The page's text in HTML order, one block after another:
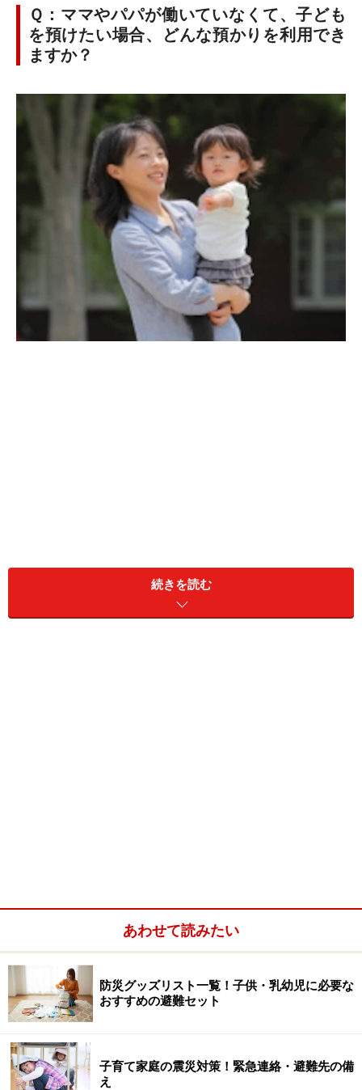
Ｑ：ママやパパが働いていなくて、子ども
を預けたい場合、どんな預かりを利用でき
ますか？
地域の子育てはどうなる？
Ａ：状況にもよりますが、今まで通り、一時預かりやフ
続きを読む
あわせて読みたい
防災グッズリスト一覧！子供・乳幼児に必要な
おすすめの避難セット
子育て家庭の震災対策！緊急連絡・避難先の備
え